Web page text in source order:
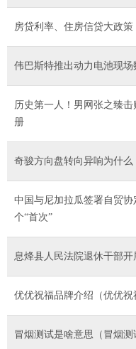
房贷利率、住房信贷大政
伟巴斯特推出动力电池现
历史第一人！男网张之臻
册
奇骏方向盘转向异响为什
中国与尼加拉瓜签署自贸
个“首次”
息烽县人民法院退休干部开
优优祝福品牌介绍（优优祝
冒烟测试是啥意思（冒烟测